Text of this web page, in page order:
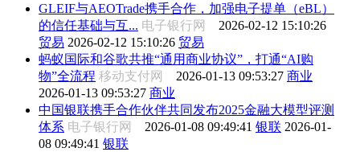
GLEIF与AEOTrade携手合作，加强电子提单（eBL）
的信任基础与互... 电子银行网 2026-02-12 15:10:26
贸易 2026-02-12 15:10:26 贸易
蚂蚁国际和谷歌共推“通用商业协议”，打通“AI购
物”全流程 移动支付网 2026-01-13 09:53:27 商业
2026-01-13 09:53:27 商业
中国银联携手合作伙伴共同发布2025金融大模型评测
体系 电子银行网 2026-01-08 09:49:41 银联 2026-01-
08 09:49:41 银联